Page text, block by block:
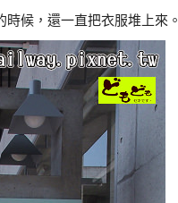
候，還一直把衣服堆上來。